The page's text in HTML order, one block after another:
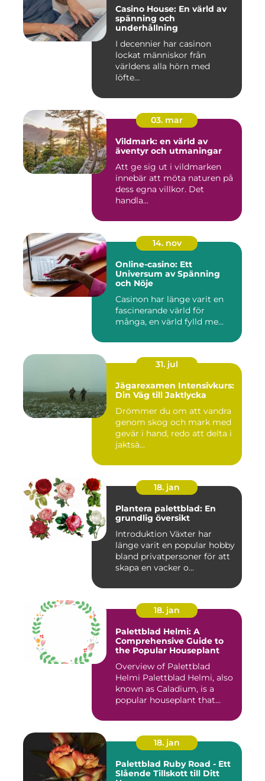
Casino House: En värld av
spänning och
underhållning
I decennier har casinon
lockat människor från
världens alla hörn med
löfte...
03. mar
Vildmark: en värld av
äventyr och utmaningar
Att ge sig ut i vildmarken
innebär att möta naturen på
dess egna villkor. Det
handla...
14. nov
Online-casino: Ett
Universum av Spänning
och Nöje
Casinon har länge varit en
fascinerande värld för
många, en värld fylld me...
31. jul
Jägarexamen Intensivkurs:
Din Väg till Jaktlycka
Drömmer du om att vandra
genom skog och mark med
gevär i hand, redo att delta i
jaktsä...
18. jan
Plantera palettblad: En
grundlig översikt
Introduktion Växter har
länge varit en popular hobby
bland privatpersoner för att
skapa en vacker o...
18. jan
Palettblad Helmi: A
Comprehensive Guide to
the Popular Houseplant
Overview of Palettblad
Helmi Palettblad Helmi, also
known as Caladium, is a
popular houseplant that...
18. jan
Palettblad Ruby Road - Ett
Slående Tillskott till Ditt